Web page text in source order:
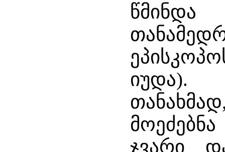
იუდა).
ჯვარი